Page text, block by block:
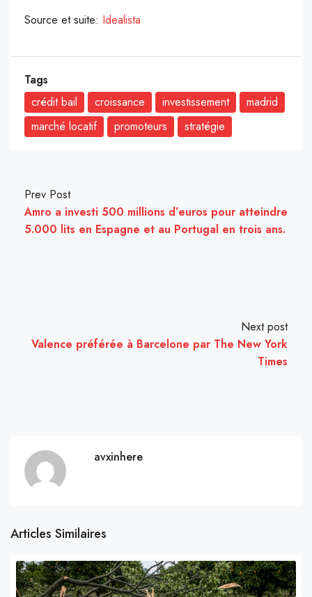
Source et suite: Idealista
Tags
crédit bail
croissance investissement
madrid
marché locatif
promoteurs stratégie
Prev Post
Amro a investi 500 millions d’euros pour atteindre
5.000 lits en Espagne et au Portugal en trois ans.
Next post
Valence préférée à Barcelone par The New York
Times
avxinhere
Articles Similaires